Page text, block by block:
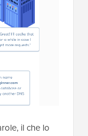
il che lo